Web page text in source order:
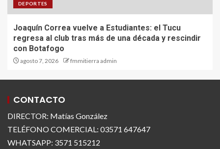
DEPORTES
Joaquín Correa vuelve a Estudiantes: el Tucu
regresa al club tras más de una década y rescindir
con Botafogo
agosto 7, 2026 fmmitierra admin
CONTACTO
DIRECTOR: Matías González
TELÉFONO COMERCIAL: 03571 647647
WHATSAPP: 3571 515212